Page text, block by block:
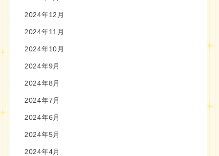
2024年12月
2024年11月
2024年10月
2024年9月
2024年8月
2024年7月
2024年6月
2024年5月
2024年4月